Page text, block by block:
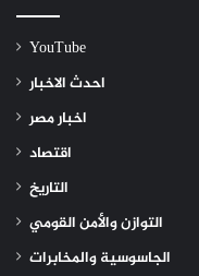
YouTube
احدث الاخبار
اخبار مصر
اقتصاد
التاريخ
التوازن والأمن القومي
الجاسوسية والمخابرات